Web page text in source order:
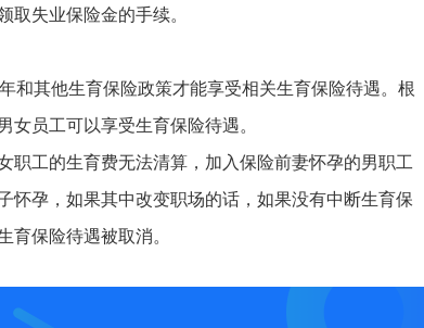
失业保险金的手续。
和其他生育保险政策才能享受相关生育保险待遇。根
员工可以享受生育保险待遇。
职工的生育费无法清算，加入保险前妻怀孕的男职工
孕，如果其中改变职场的话，如果没有中断生育保
保险待遇被取消。